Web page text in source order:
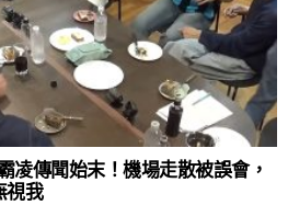
傳聞始末！機場走散被誤會，
視我